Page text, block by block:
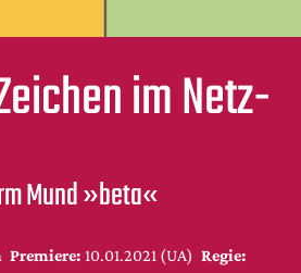
im Netz-
Mund »beta«
Premiere: 10.01.2021 (UA) Regie: